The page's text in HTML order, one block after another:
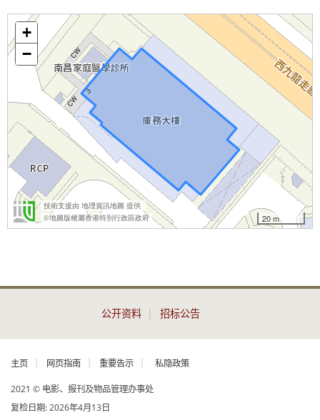
公开资料 招标公告
主页 网页指南 重要告示 私隐政策
2021 © 电影、报刊及物品管理办事处
复检日期:2026年4月13日